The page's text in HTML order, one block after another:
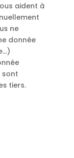
aident à
ne
donnée
sont
tiers.